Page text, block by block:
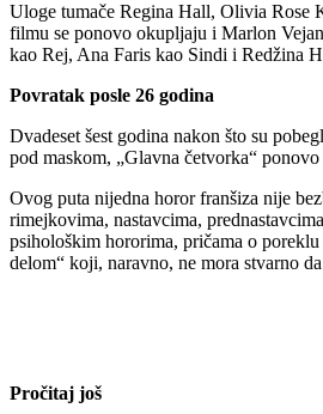
Uloge tumače Regina Hall, Olivia Rose
filmu se ponovo okupljaju i Marlon
kao Rej, Ana Faris kao Sindi i Redžina
Povratak posle 26 godina
Dvadeset šest godina nakon što su
pod maskom, „Glavna četvorka“ ponovo
Ovog puta nijedna horor franšiza nije
rimejkovima, nastavcima,
psihološkim hororima, pričama o
delom“ koji, naravno, ne mora stvarno
Pročitaj još